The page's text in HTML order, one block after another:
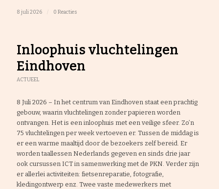
8 juli 2026 0 Reacties
Inloophuis vluchtelingen
Eindhoven
ACTUEEL
8 Juli 2026 – In het centrum van Eindhoven staat een prachtig
gebouw, waarin vluchtelingen zonder papieren worden
ontvangen. Het is een inloophuis met een veilige sfeer. Zo’n
75 vluchtelingen per week vertoeven er. Tussen de middag is
er een warme maaltijd door de bezoekers zelf bereid. Er
worden taallessen Nederlands gegeven en sinds drie jaar
ook cursussen ICT in samenwerking met de PKN. Verder zijn
er allerlei activiteiten: fietsenreparatie, fotografie,
kledingontwerp enz. Twee vaste medewerkers met